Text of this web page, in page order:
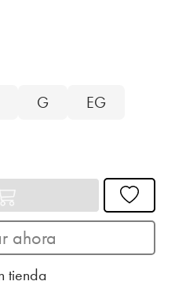
G EG
ahora
tienda